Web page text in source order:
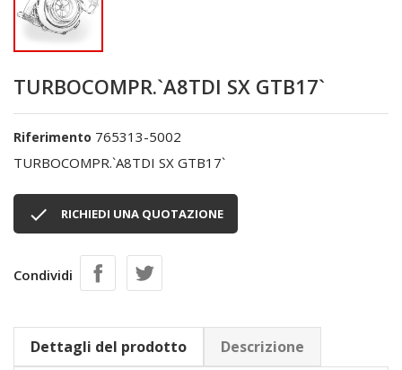
TURBOCOMPR.`A8TDI SX GTB17`
Riferimento 765313-5002
TURBOCOMPR.`A8TDI SX GTB17`
 RICHIEDI UNA QUOTAZIONE
Condividi
Dettagli del prodotto Descrizione